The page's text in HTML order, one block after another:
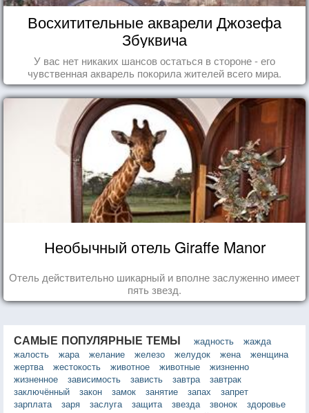
Восхитительные акварели Джозефа
Збуквича
У вас нет никаких шансов остаться в стороне - его
чувственная акварель покорила жителей всего мира.
Необычный отель Giraffe Manor
Отель действительно шикарный и вполне заслуженно имеет
пять звезд.
САМЫЕ ПОПУЛЯРНЫЕ ТЕМЫ жадность
жажда
жалость
жара желание железо желудок жена
женщина
жертва
жестокость животное животные
жизненно
жизненное
зависимость зависть завтра
завтрак
заключённый
закон замок занятие запах
запрет
зарплата
заря заслуга защита звезда звонок
здоровье